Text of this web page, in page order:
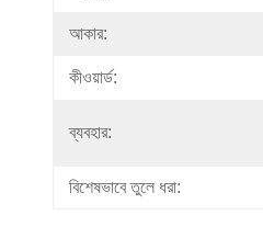
আকার:
কীওয়ার্ড:
ব্যবহার:
বিশেষভাবে তুলে ধরা: